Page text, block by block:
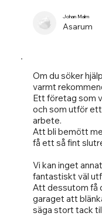
Asarum
Johan Malm
Om du söker
varmt
Ett företag som
och som utför
arbete.
Att bli bemött
få ett så fint
Vi kan inget
fantastiskt väl
Att dessutom få
garaget att
säga stort tack